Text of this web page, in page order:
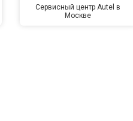
Сервисный центр Autel в
Москве